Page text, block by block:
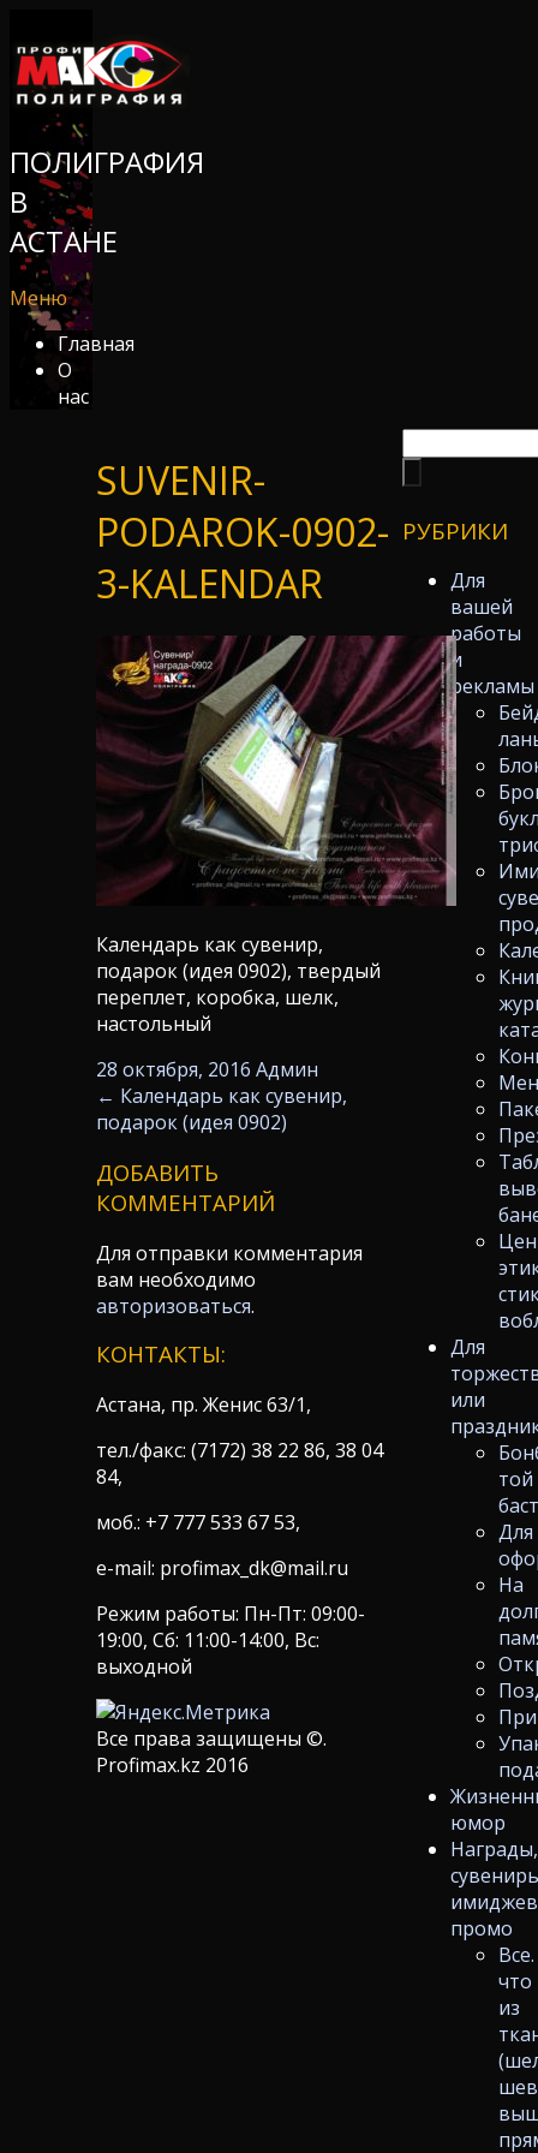
ПОЛИГРАФИЯ
В
АСТАНЕ
Меню
Главная
О
нас
РУБРИКИ
Для
вашей
работы
и
рекламы
Для
или
той
Для
На
юмор
Награды,
промо
Все.
что
из
SUVENIR-
PODAROK-0902-
3-KALENDAR
Календарь как сувенир,
подарок (идея 0902), твердый
переплет, коробка, шелк,
настольный
28 октября, 2016 Админ
← Календарь как сувенир,
подарок (идея 0902)
ДОБАВИТЬ
КОММЕНТАРИЙ
Для отправки комментария
вам необходимо
авторизоваться.
КОНТАКТЫ:
Астана, пр. Женис 63/1,
тел./факс: (7172) 38 22 86, 38 04
84,
моб.: +7 777 533 67 53,
e-mail: profimax_dk@mail.ru
Режим работы: Пн-Пт: 09:00-
19:00, Сб: 11:00-14:00, Вс:
выходной
Все права защищены ©.
Profimax.kz 2016